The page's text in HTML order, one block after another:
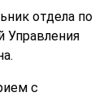
отдела по
Управления
с